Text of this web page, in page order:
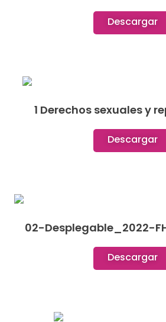
Descargar
1 Derechos sexuales y
Descargar
02-Desplegable_2022-
Descargar